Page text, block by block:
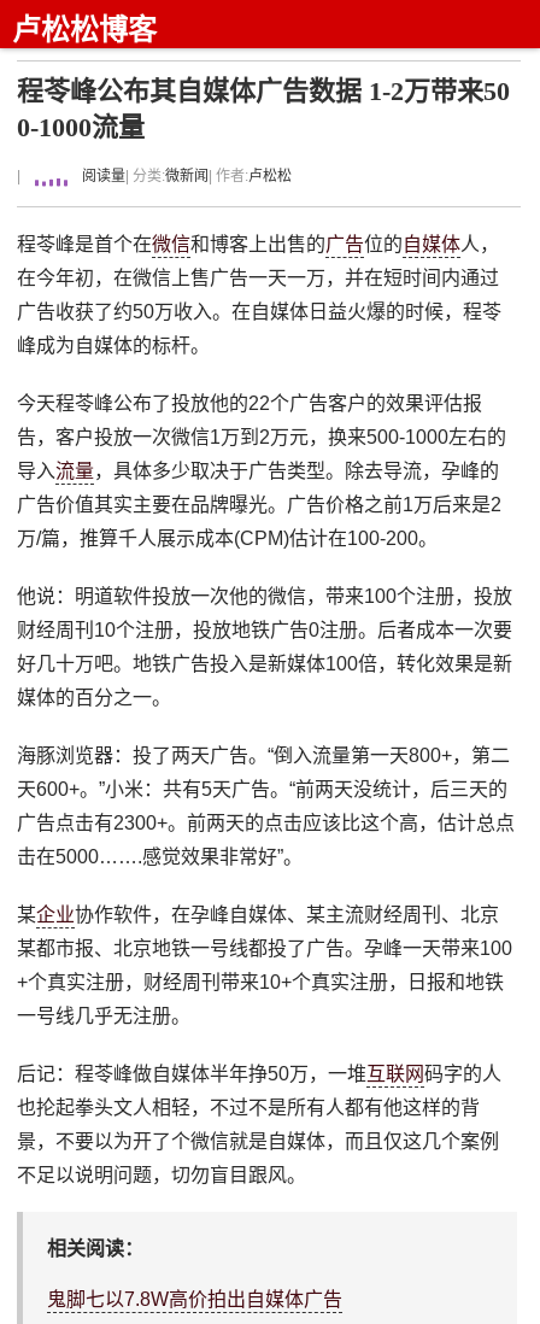
卢松松博客
程苓峰公布其自媒体广告数据 1-2万带来50
0-1000流量
阅读量 | 分类:微新闻 | 作者:卢松松
程苓峰是首个在微信和博客上出售的广告位的自媒体人，
在今年初，在微信上售广告一天一万，并在短时间内通过
广告收获了约50万收入。在自媒体日益火爆的时候，程苓
峰成为自媒体的标杆。
今天程苓峰公布了投放他的22个广告客户的效果评估报
告，客户投放一次微信1万到2万元，换来500-1000左右的
导入流量，具体多少取决于广告类型。除去导流，孕峰的
广告价值其实主要在品牌曝光。广告价格之前1万后来是2
万/篇，推算千人展示成本(CPM)估计在100-200。
他说：明道软件投放一次他的微信，带来100个注册，投放
财经周刊10个注册，投放地铁广告0注册。后者成本一次要
好几十万吧。地铁广告投入是新媒体100倍，转化效果是新
媒体的百分之一。
海豚浏览器：投了两天广告。“倒入流量第一天800+，第二
天600+。”小米：共有5天广告。“前两天没统计，后三天的
广告点击有2300+。前两天的点击应该比这个高，估计总点
击在5000…….感觉效果非常好”。
某企业协作软件，在孕峰自媒体、某主流财经周刊、北京
某都市报、北京地铁一号线都投了广告。孕峰一天带来100
+个真实注册，财经周刊带来10+个真实注册，日报和地铁
一号线几乎无注册。
后记：程苓峰做自媒体半年挣50万，一堆互联网码字的人
也抡起拳头文人相轻，不过不是所有人都有他这样的背
景，不要以为开了个微信就是自媒体，而且仅这几个案例
不足以说明问题，切勿盲目跟风。
相关阅读：
鬼脚七以7.8W高价拍出自媒体广告